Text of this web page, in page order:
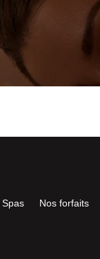
Spas Nos forfaits